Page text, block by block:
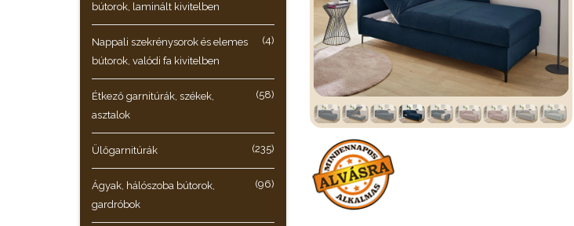
bútorok, laminált kivitelben
Nappali szekrénysorok és elemes
bútorok, valódi fa kivitelben
(4)
Étkező garnitúrák, székek,
asztalok
(58)
Ülőgarnitúrák (235)
Ágyak, hálószoba bútorok,
gardróbok
(96)